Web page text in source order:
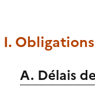
I.
A. Délais